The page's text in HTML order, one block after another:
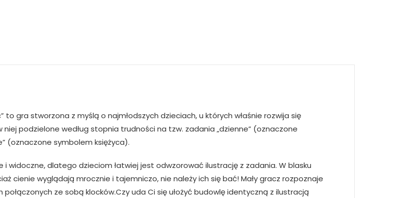
to gra stworzona z myślą o najmłodszych dzieciach, u których właśnie rozwija się
podzielone według stopnia trudności na tzw. zadania „dzienne” (oznaczone
(oznaczone symbolem księżyca).
widoczne, dlatego dzieciom łatwiej jest odwzorować ilustrację z zadania. W blasku
cienie wyglądają mrocznie i tajemniczo, nie należy ich się bać! Mały gracz rozpoznaje
ze sobą klocków.Czy uda Ci się ułożyć budowlę identyczną z ilustracją